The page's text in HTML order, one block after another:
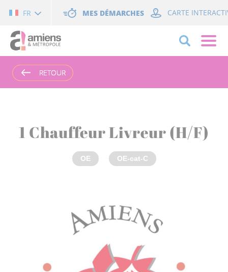
FR MES DÉMARCHES CARTE
RETOUR
RETOUR
1 Chauffeur Livreur (H/F)
OE OE-cat-C